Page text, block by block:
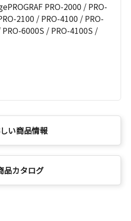
PRO-2000 / PRO-
2100 / PRO-4100 / PRO-
6000S / PRO-4100S /
い商品情報
品カタログ